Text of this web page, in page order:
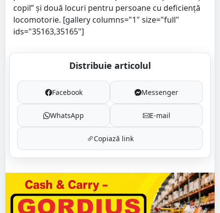
copil” și două locuri pentru persoane cu deficiență
locomotorie. [gallery columns="1" size="full"
ids="35163,35165"]
Distribuie articolul
Facebook Messenger
WhatsApp E-mail
Copiază link